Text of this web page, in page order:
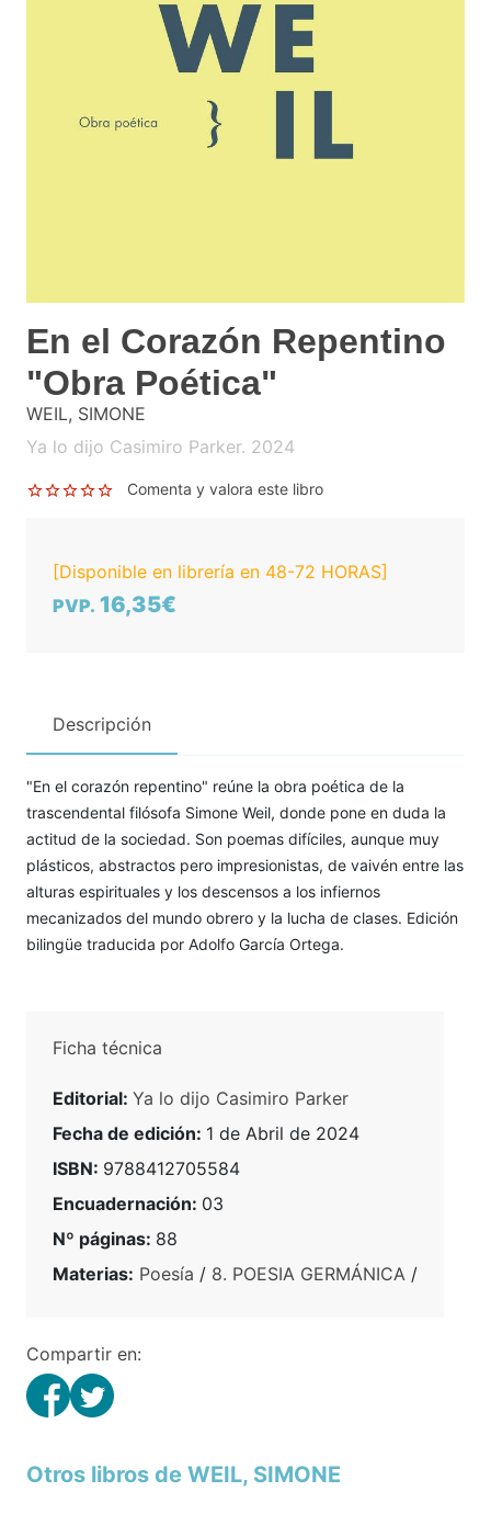
En el Corazón Repentino
"Obra Poética"
WEIL, SIMONE
Ya lo dijo Casimiro Parker. 2024
Comenta y valora este libro
[Disponible en librería en 48-72 HORAS]
PVP. 16,35€
Descripción
"En el corazón repentino" reúne la obra poética de la
trascendental filósofa Simone Weil, donde pone en duda la
actitud de la sociedad. Son poemas difíciles, aunque muy
plásticos, abstractos pero impresionistas, de vaivén entre las
alturas espirituales y los descensos a los infiernos
mecanizados del mundo obrero y la lucha de clases. Edición
bilingüe traducida por Adolfo García Ortega.
Ficha técnica
Editorial: Ya lo dijo Casimiro Parker
Fecha de edición: 1 de Abril de 2024
ISBN: 9788412705584
Encuadernación: 03
Nº páginas: 88
Materias: Poesía / 8. POESIA GERMÁNICA /
Compartir en:
Otros libros de WEIL, SIMONE